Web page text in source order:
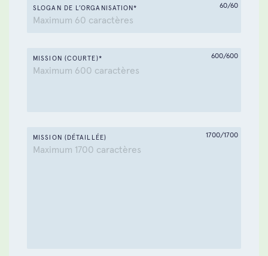
Recherche
Formation et emploi
Parents et enfants
Brabant flamand
Flandre-Occidentale
60/60
SLOGAN DE L’ORGANISATION*
600/600
MISSION (COURTE)*
1700/1700
MISSION (DÉTAILLÉE)